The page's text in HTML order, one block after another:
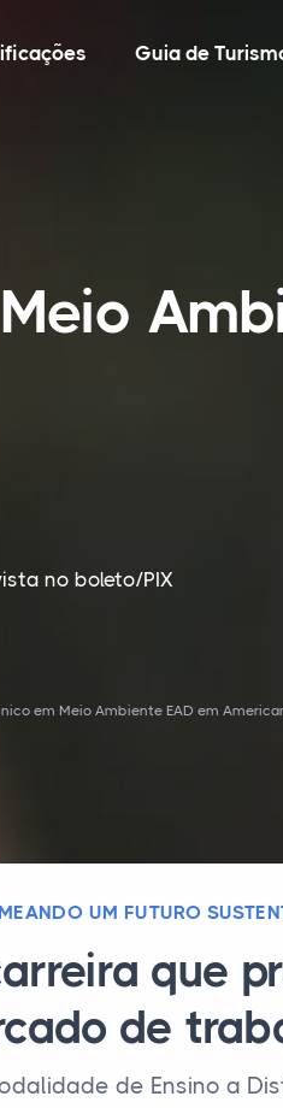
Guia de
no boleto/PIX
em Meio Ambiente EAD em
UM FUTURO
que
de
de Ensino a